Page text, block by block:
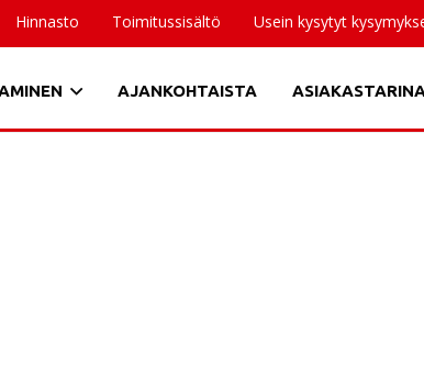
Hinnasto Toimitussisältö Usein kysytyt
AJANKOHTAISTA